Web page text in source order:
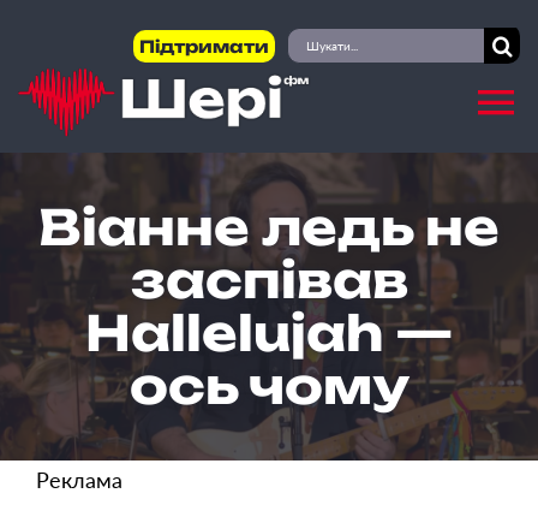
content
Підтримати
Пошук
...
Віанне ледь не
заспівав
Hallelujah —
ось чому
Реклама